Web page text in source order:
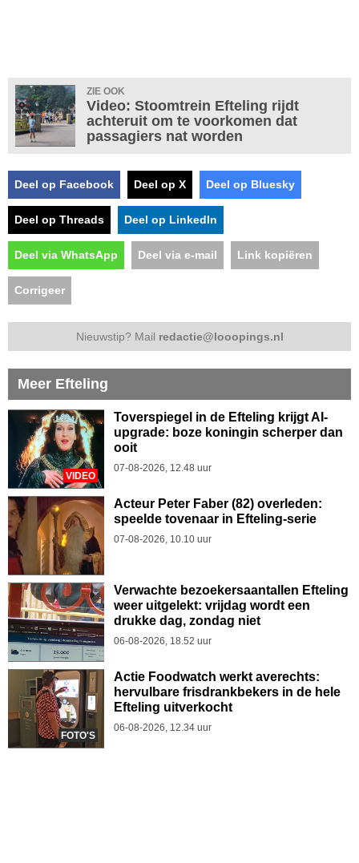
ZIE OOK
Video: Stoomtrein Efteling rijdt
achteruit om te voorkomen dat
passagiers nat worden
Deel op Facebook Deel op X Deel op Bluesky
Deel op Threads Deel op LinkedIn
Deel via WhatsApp Deel via e-mail Link kopiëren
Corrigeer
Nieuwstip? Mail redactie@looopings.nl
Meer Efteling
VIDEO
Toverspiegel in de Efteling krijgt AI-
upgrade: boze koningin scherper dan
ooit
07-08-2026, 12.48 uur
Acteur Peter Faber (82) overleden:
speelde tovenaar in Efteling-serie
07-08-2026, 10.10 uur
Verwachte bezoekersaantallen Efteling
weer uitgelekt: vrijdag wordt een
drukke dag, zondag niet
06-08-2026, 18.52 uur
FOTO'S
Actie Foodwatch werkt averechts:
hervulbare frisdrankbekers in de hele
Efteling uitverkocht
06-08-2026, 12.34 uur